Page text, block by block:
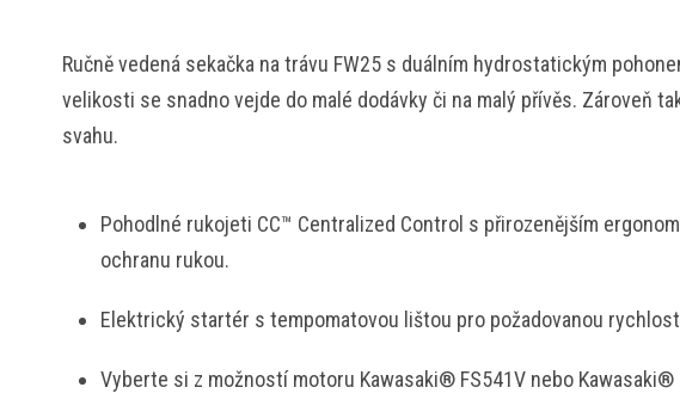
Ručně vedená sekačka na trávu FW25 s duálním hydrostatickým
velikosti se snadno vejde do malé dodávky či na malý přívěs. Zároveň
svahu.
Pohodlné rukojeti CC™ Centralized Control s přirozenějším
ochranu rukou.
Elektrický startér s tempomatovou lištou pro požadovanou
Vyberte si z možností motoru Kawasaki® FS541V nebo Kawasaki®